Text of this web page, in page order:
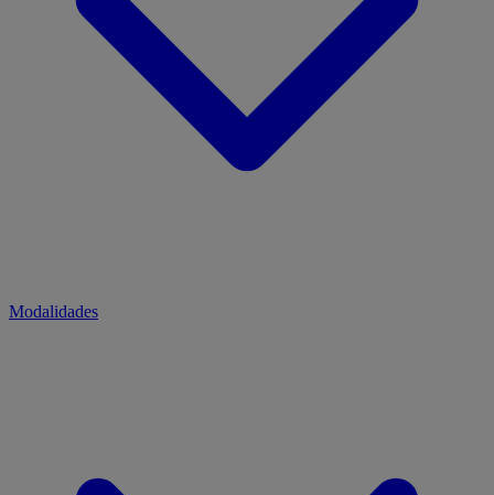
Modalidades